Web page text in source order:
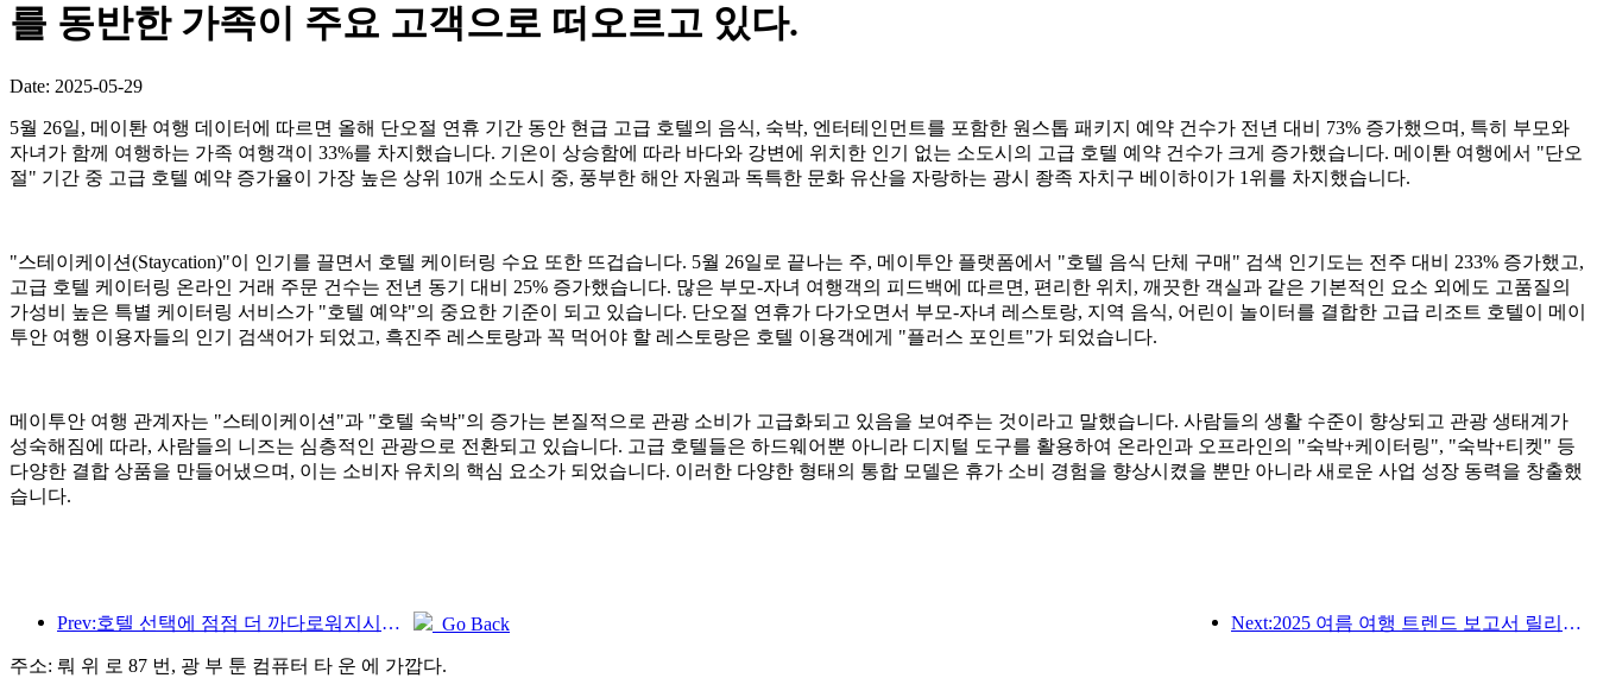
를 동반한 가족이 주요 고객으로 떠오르고 있다.
Date: 2025-05-29
5월 26일, 메이퇀 여행 데이터에 따르면 올해 단오절 연휴 기간 동안 현급 고급 호텔의 음식, 숙박, 엔터테인먼트를 포함한 원스톱 패키지 예약 건수가 전년 대비 73% 증가했으며, 특히 부모와
자녀가 함께 여행하는 가족 여행객이 33%를 차지했습니다. 기온이 상승함에 따라 바다와 강변에 위치한 인기 없는 소도시의 고급 호텔 예약 건수가 크게 증가했습니다. 메이퇀 여행에서 "단오
절" 기간 중 고급 호텔 예약 증가율이 가장 높은 상위 10개 소도시 중, 풍부한 해안 자원과 독특한 문화 유산을 자랑하는 광시 좡족 자치구 베이하이가 1위를 차지했습니다.
"스테이케이션(Staycation)"이 인기를 끌면서 호텔 케이터링 수요 또한 뜨겁습니다. 5월 26일로 끝나는 주, 메이투안 플랫폼에서 "호텔 음식 단체 구매" 검색 인기도는 전주 대비 233% 증가했고,
고급 호텔 케이터링 온라인 거래 주문 건수는 전년 동기 대비 25% 증가했습니다. 많은 부모-자녀 여행객의 피드백에 따르면, 편리한 위치, 깨끗한 객실과 같은 기본적인 요소 외에도 고품질의
가성비 높은 특별 케이터링 서비스가 "호텔 예약"의 중요한 기준이 되고 있습니다. 단오절 연휴가 다가오면서 부모-자녀 레스토랑, 지역 음식, 어린이 놀이터를 결합한 고급 리조트 호텔이 메이
투안 여행 이용자들의 인기 검색어가 되었고, 흑진주 레스토랑과 꼭 먹어야 할 레스토랑은 호텔 이용객에게 "플러스 포인트"가 되었습니다.
메이투안 여행 관계자는 "스테이케이션"과 "호텔 숙박"의 증가는 본질적으로 관광 소비가 고급화되고 있음을 보여주는 것이라고 말했습니다. 사람들의 생활 수준이 향상되고 관광 생태계가
성숙해짐에 따라, 사람들의 니즈는 심층적인 관광으로 전환되고 있습니다. 고급 호텔들은 하드웨어뿐 아니라 디지털 도구를 활용하여 온라인과 오프라인의 "숙박+케이터링", "숙박+티켓" 등
다양한 결합 상품을 만들어냈으며, 이는 소비자 유치의 핵심 요소가 되었습니다. 이러한 다양한 형태의 통합 모델은 휴가 소비 경험을 향상시켰을 뿐만 아니라 새로운 사업 성장 동력을 창출했
습니다.
Prev:호텔 선택에 점점 더 까다로워지시나요? 중급 및 고급 브랜드 모두 세부 사항을 '선택'하고 있습니다. Next:2025 여름 여행 트렌드 보고서 릴리스 : 부모-자식 고객 기반은 60% 이상을 차지합니다.
Go Back
주소: 뤄 위 로 87 번, 광 부 툰 컴퓨터 타 운 에 가깝다.